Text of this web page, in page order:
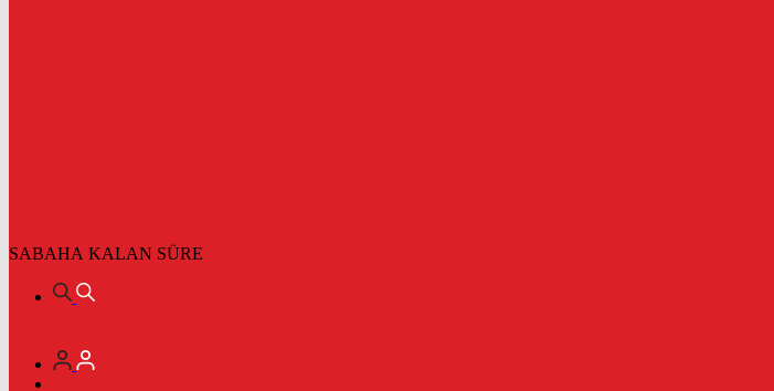
SABAHA KALAN SÜRE